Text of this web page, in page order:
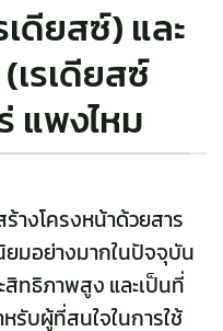
เดียสซ์) และ
(เรเดียสซ์
แพงไหม
างโครงหน้าด้วยสาร
ยมอย่างมากในปัจจุบัน
ทธิภาพสูง และเป็นที่
รับผู้ที่สนใจในการใช้